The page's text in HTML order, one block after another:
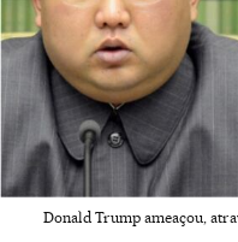
Donald Trump ameaçou,